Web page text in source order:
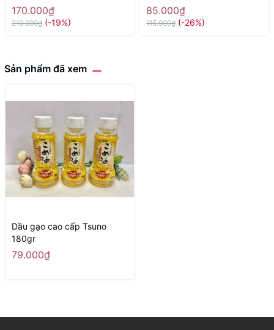
nội địa
170.000₫
210.000₫ (-19%)
trà trắng - Hàng Nhật nội địa
85.000₫
115.000₫ (-26%)
Sản phẩm đã xem
Dầu gạo cao cấp Tsuno
180gr
79.000₫